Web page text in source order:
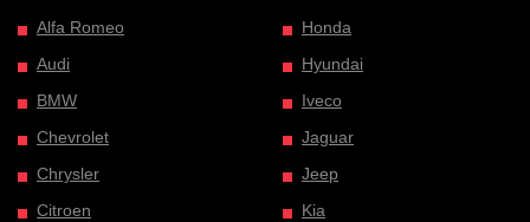
Alfa Romeo
Audi
BMW
Chevrolet
Chrysler
Citroen
Honda
Hyundai
Iveco
Jaguar
Jeep
Kia